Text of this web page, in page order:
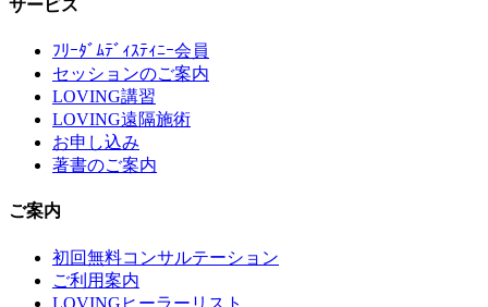
サービス
ﾌﾘｰﾀﾞﾑﾃﾞｨｽﾃｨﾆｰ会員
セッションのご案内
LOVING講習
LOVING遠隔施術
お申し込み
著書のご案内
ご案内
初回無料コンサルテーション
ご利用案内
LOVINGヒーラーリスト